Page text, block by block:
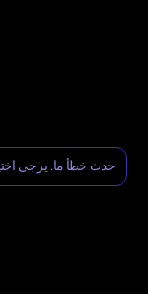
حدث خطأ ما. يرجى